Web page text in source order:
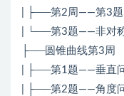
| ├──第2周——第3
| └──第3题——非对
├──圆锥曲线第3周
| ├──第1题——垂直
| ├──第2题——角度